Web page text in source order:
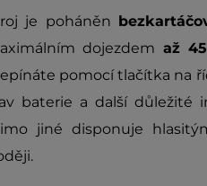
je poháněn
dojezdem až
pomocí tlačítka na
baterie a další důležité
jiné disponuje